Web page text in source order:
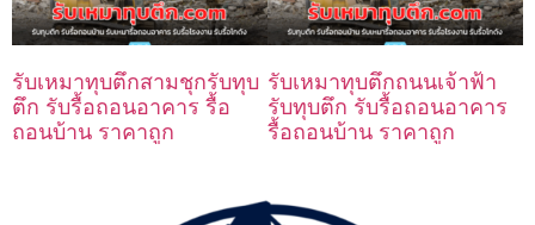
รับเหมาทุบตึกสามชุกรับทุบ
ตึก รับรื้อถอนอาคาร รื้อ
ถอนบ้าน ราคาถูก
รับเหมาทุบตึกถนนเจ้าฟ้า
รับทุบตึก รับรื้อถอนอาคาร
รื้อถอนบ้าน ราคาถูก